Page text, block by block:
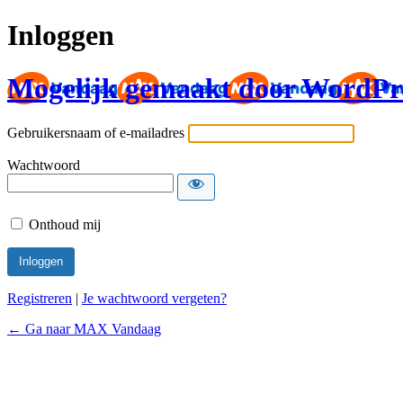
Inloggen
Mogelijk gemaakt door
Gebruikersnaam of e-mailadres
Wachtwoord
Onthoud mij
Registreren | Je wachtwoord vergeten?
← Ga naar MAX Vandaag